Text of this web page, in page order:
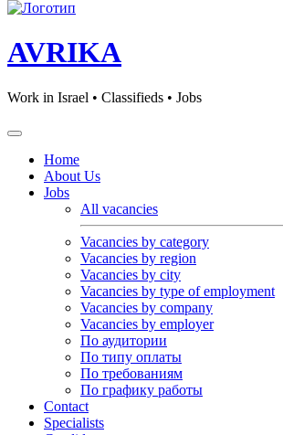
AVRIKA
Work in Israel • Classifieds • Jobs
Home
About Us
Jobs
All vacancies
Vacancies by category
Vacancies by region
Vacancies by city
Vacancies by type of employment
Vacancies by company
Vacancies by employer
По аудитории
По типу оплаты
По требованиям
По графику работы
Contact
Specialists